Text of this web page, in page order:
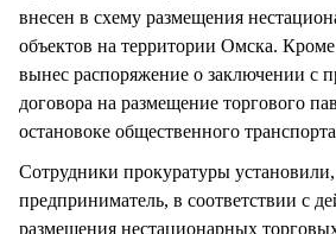
внесен в схему размещения
объектов на территории Омска. Кроме
вынес распоряжение о заключении с
договора на размещение торгового
остановоке общественного
Сотрудники прокуратуры
предприниматель, в соответствии с
размещения нестационарных